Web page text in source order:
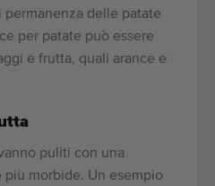
delle patate
per patate può essere
e frutta, quali arance e
puliti con una
più morbide. Un esempio